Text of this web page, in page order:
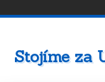
Stojíme za